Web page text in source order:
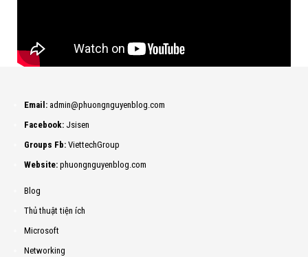
Email: admin@phuongnguyenblog.com
Facebook: Jsisen
Groups Fb: ViettechGroup
Website: phuongnguyenblog.com
Blog
Thủ thuật tiện ích
Microsoft
Networking